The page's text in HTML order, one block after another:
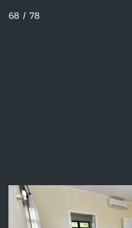
68 / 78